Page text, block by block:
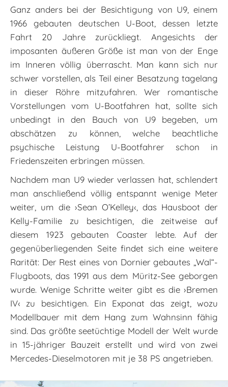
Ganz anders bei der Besichtigung von U9, einem
1966 gebauten deutschen U-Boot, dessen letzte
Fahrt 20 Jahre zurückliegt. Angesichts der
imposanten äußeren Größe ist man von der Enge
im Inneren völlig überrascht. Man kann sich nur
schwer vorstellen, als Teil einer Besatzung tagelang
in dieser Röhre mitzufahren. Wer romantische
Vorstellungen vom U-Bootfahren hat, sollte sich
unbedingt in den Bauch von U9 begeben, um
abschätzen zu können, welche beachtliche
psychische Leistung U-Bootfahrer schon in
Friedenszeiten erbringen müssen.
Nachdem man U9 wieder verlassen hat, schlendert
man anschließend völlig entspannt wenige Meter
weiter, um die ›Sean O’Kelley‹, das Hausboot der
Kelly-Familie zu besichtigen, die zeitweise auf
diesem 1923 gebauten Coaster lebte. Auf der
gegenüberliegenden Seite findet sich eine weitere
Rarität: Der Rest eines von Dornier gebautes „Wal“-
Flugboots, das 1991 aus dem Müritz-See geborgen
wurde. Wenige Schritte weiter gibt es die ›Bremen
IV‹ zu besichtigen. Ein Exponat das zeigt, wozu
Modellbauer mit dem Hang zum Wahnsinn fähig
sind. Das größte seetüchtige Modell der Welt wurde
in 15-jähriger Bauzeit erstellt und wird von zwei
Mercedes-Dieselmotoren mit je 38 PS angetrieben.